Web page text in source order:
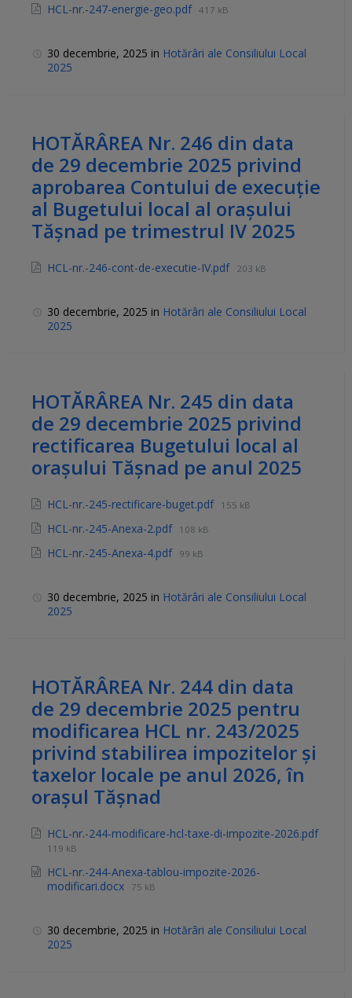
HCL-nr.-247-energie-geo.pdf 417 kB
30 decembrie, 2025 in Hotărâri ale Consiliului Local
2025
HOTĂRÂREA Nr. 246 din data
de 29 decembrie 2025 privind
aprobarea Contului de execuţie
al Bugetului local al oraşului
Tăşnad pe trimestrul IV 2025
HCL-nr.-246-cont-de-executie-IV.pdf 203 kB
30 decembrie, 2025 in Hotărâri ale Consiliului Local
2025
HOTĂRÂREA Nr. 245 din data
de 29 decembrie 2025 privind
rectificarea Bugetului local al
orașului Tășnad pe anul 2025
HCL-nr.-245-rectificare-buget.pdf 155 kB
HCL-nr.-245-Anexa-2.pdf 108 kB
HCL-nr.-245-Anexa-4.pdf 99 kB
30 decembrie, 2025 in Hotărâri ale Consiliului Local
2025
HOTĂRÂREA Nr. 244 din data
de 29 decembrie 2025 pentru
modificarea HCL nr. 243/2025
privind stabilirea impozitelor şi
taxelor locale pe anul 2026, în
oraşul Tăşnad
HCL-nr.-244-modificare-hcl-taxe-di-impozite-2026.pdf
119 kB
HCL-nr.-244-Anexa-tablou-impozite-2026-
modificari.docx
75 kB
30 decembrie, 2025 in Hotărâri ale Consiliului Local
2025